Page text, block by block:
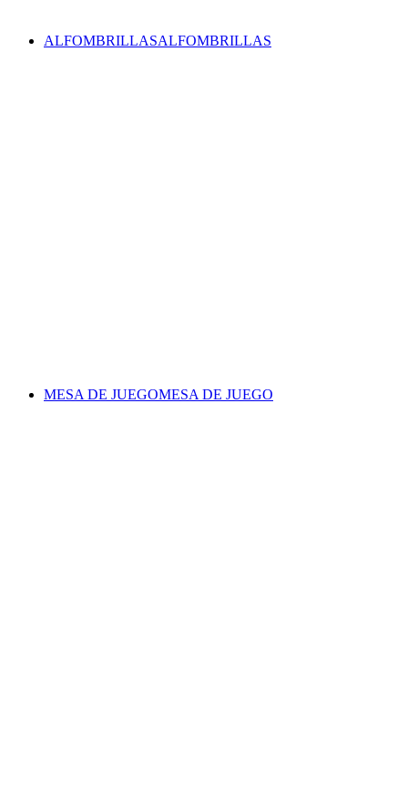
ALFOMBRILLASALFOMBRILLAS
MESA DE JUEGOMESA DE JUEGO